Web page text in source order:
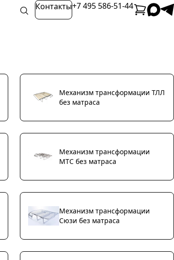
Контакты+7 495 586-51-44
Механизм трансформации ТЛЛ
без матраса
Механизм трансформации
МТС без матраса
Механизм трансформации
Сюзи без матраса